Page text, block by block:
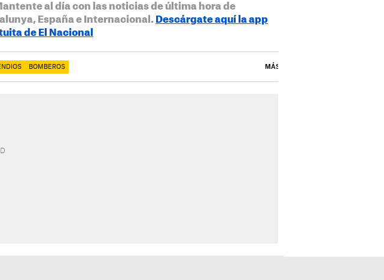
al día con las noticias de última hora de
España e Internacional. Descárgate aquí la app
de El Nacional
BOMBEROS MÁS